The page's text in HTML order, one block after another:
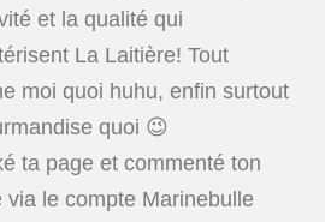
et la qualité qui
La Laitière! Tout
moi quoi huhu, enfin surtout
quoi 😉
ta page et commenté ton
via le compte Marinebulle